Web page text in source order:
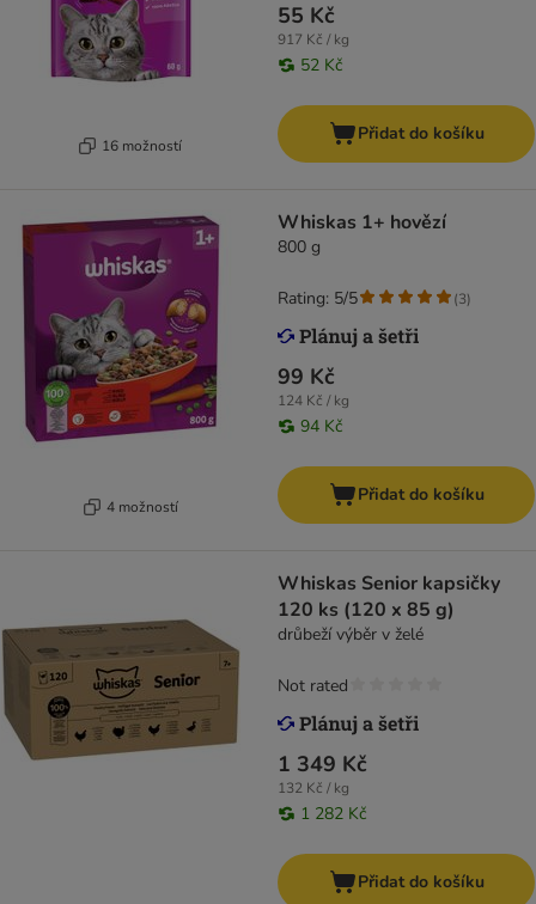
16 možností
55 Kč
917 Kč / kg
52 Kč
Přidat do košíku
4 možností
Whiskas 1+ hovězí
800 g
99 Kč
124 Kč / kg
94 Kč
Rating: 5/5 (3)
Přidat do košíku
Whiskas Senior kapsičky
120 ks (120 x 85 g)
drůbeží výběr v želé
1 349 Kč
132 Kč / kg
1 282 Kč
Not rated
Přidat do košíku